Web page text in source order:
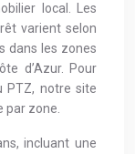
local. Les
varient selon
dans les zones
d’Azur. Pour
PTZ, notre site
zone.
incluant une